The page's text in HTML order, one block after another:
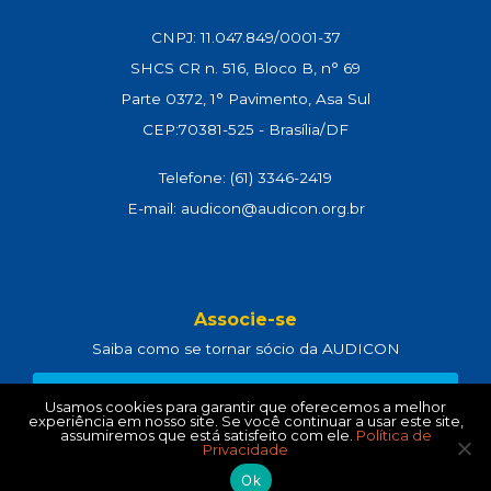
CNPJ: 11.047.849/0001-37
SHCS CR n. 516, Bloco B, n° 69
Parte 0372, 1° Pavimento, Asa Sul
CEP:70381-525 - Brasília/DF
Telefone: (61) 3346-2419
E-mail: audicon@audicon.org.br
Associe-se
Saiba como se tornar sócio da AUDICON
CLIQUE AQUI
Política de PrivacidadeeTermos de Uso
Usamos cookies para garantir que oferecemos a melhor
experiência em nosso site. Se você continuar a usar este site,
assumiremos que está satisfeito com ele. Política de
Privacidade
Ok